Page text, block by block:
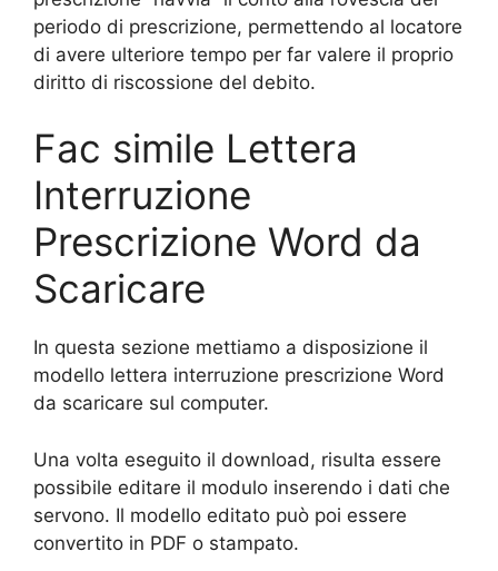
periodo di prescrizione, permettendo al locatore
di avere ulteriore tempo per far valere il proprio
diritto di riscossione del debito.
Fac simile Lettera
Interruzione
Prescrizione Word da
Scaricare
In questa sezione mettiamo a disposizione il
modello lettera interruzione prescrizione Word
da scaricare sul computer.
Una volta eseguito il download, risulta essere
possibile editare il modulo inserendo i dati che
servono. Il modello editato può poi essere
convertito in PDF o stampato.